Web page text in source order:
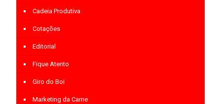
Cadeia Produtiva
Cotações
Editorial
Fique Atento
Giro do Boi
Marketing da Carne